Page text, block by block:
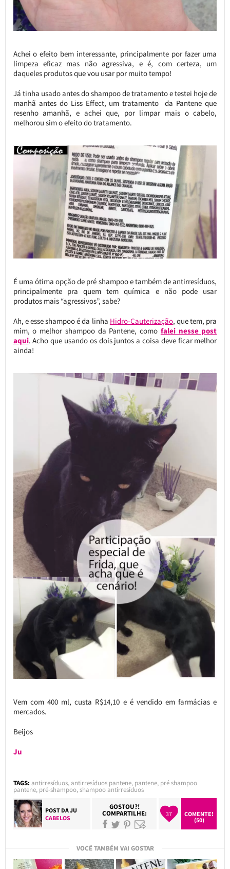
Achei o efeito bem interessante, principalmente por fazer uma
limpeza eficaz mas não agressiva, e é, com certeza, um
daqueles produtos que vou usar por muito tempo!
Já tinha usado antes do shampoo de tratamento e testei hoje de
manhã antes do Liss Effect, um tratamento da Pantene que
resenho amanhã, e achei que, por limpar mais o cabelo,
melhorou sim o efeito do tratamento.
É uma ótima opção de pré shampoo e também de antirresíduos,
principalmente pra quem tem química e não pode usar
produtos mais “agressivos”, sabe?
Ah, e esse shampoo é da linha Hidro-Cauterização, que tem, pra
mim, o melhor shampoo da Pantene, como falei nesse post
aqui. Acho que usando os dois juntos a coisa deve ficar melhor
ainda!
Vem com 400 ml, custa R$14,10 e é vendido em farmácias e
mercados.
Beijos
Ju
TAGS: antirresíduos,antirresíduos pantene, pantene, pré shampoo
pantene, pré-shampoo,shampoo antirresíduos
POST DAJU
CABELOS
GOSTOU?!
COMPARTILHE: 37
COMENTE!
(50)
VOCÊ TAMBÉM VAI GOSTAR